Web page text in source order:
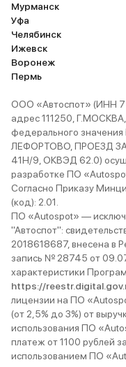
путешествия на
не подводила:
тыс. км, никаких
семьи из пяти
идеально, если не
тесноты
на Volvo XC90
«Зачем брали
Отвечаю: «За те
вдвое больше
собаки». Ставлю
надо
лучший выбор
важнее
на радиаторе. П.С. Совет:
проверяйте
После покупки
вправо —
накачал колёса
до 2.3 — теперь
по рельсам. А
Мурманск
Уфа
Челябинск
Ижевск
Воронеж
Пермь
ООО «Автоспот» (ИНН
адрес 111250,
федерального
ЛЕФОРТОВО, ПРОЕЗД
41Н/9, ОКВЭД 62.0)
разработке ПО
Согласно Приказу
(код): 2.01.
ПО «Autospot» —
"Автоспот":
2018618687, внесена в
запись № 28745 от
характеристики
https://
лицензии на ПО
(от 2,5% до 3%) от
использования ПО
платеж от 1100 рублей
использованием ПО